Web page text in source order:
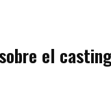
el